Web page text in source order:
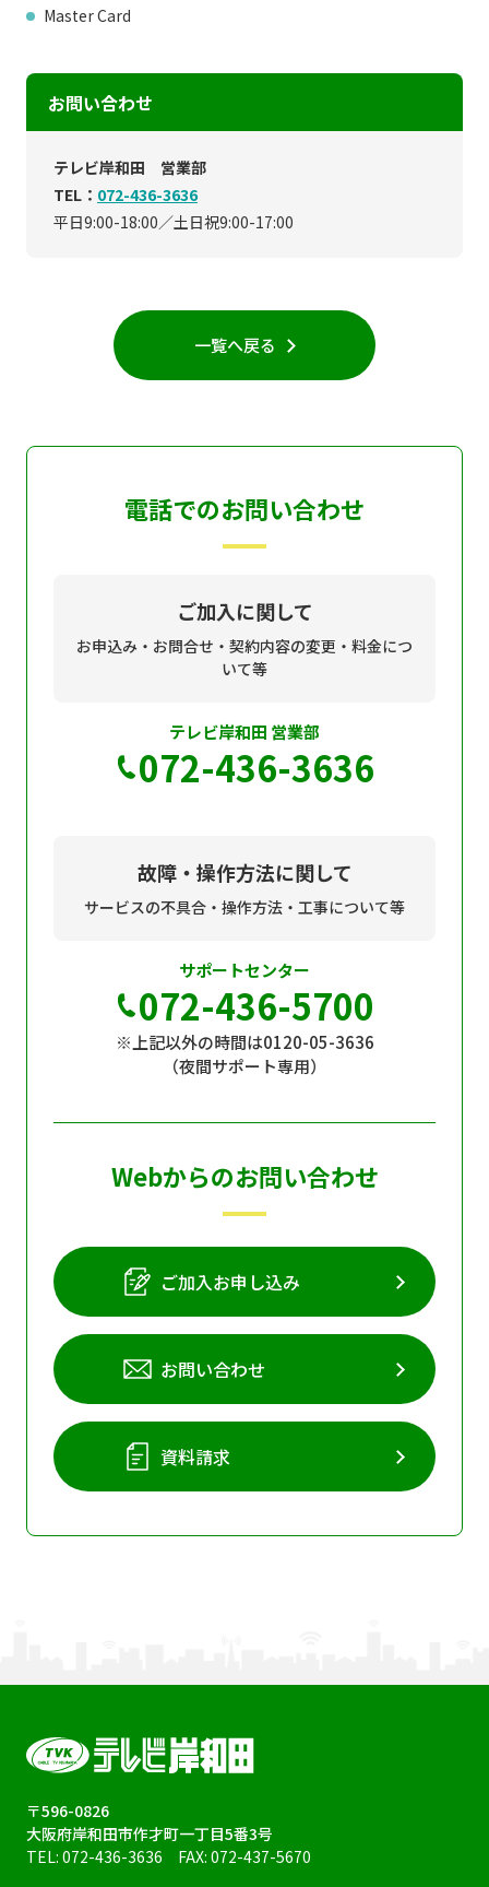
番組放送基準
サイトマップ
Master Card
お問い合わせ
テレビ岸和田 営業部
TEL： 072-436-3636
平日9:00-18:00／土日祝9:00-17:00
一覧へ戻る
電話でのお問い合わせ
ご加入に関して
お申込み・お問合せ・契約内容の変更・料金につ
いて等
テレビ岸和田 営業部
072-436-3636
故障・操作方法に関して
サービスの不具合・操作方法・工事について等
サポートセンター
072-436-5700
※上記以外の時間は0120-05-3636
（夜間サポート専用）
Webからのお問い合わせ
ご加入お申し込み
お問い合わせ
資料請求
〒596-0826
大阪府岸和田市作才町一丁目5番3号
TEL: 072-436-3636 FAX: 072-437-5670